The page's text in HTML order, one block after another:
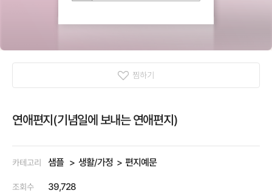
찜하기
연애편지(기념일에 보내는 연애편지)
카테고리 샘플 생활/가정 편지예문
조회수 39,728